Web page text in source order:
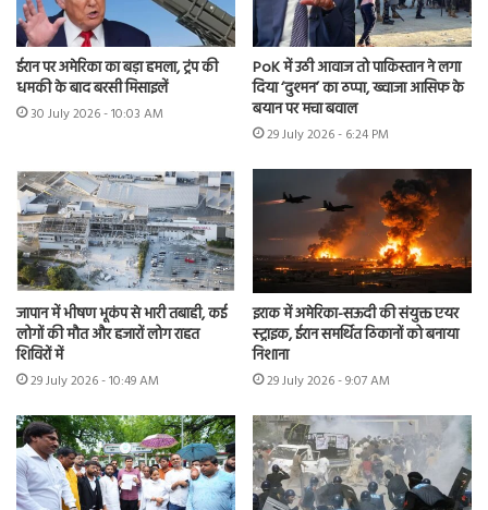
ईरान पर अमेरिका का बड़ा हमला, ट्रंप की
धमकी के बाद बरसी मिसाइलें
30 July 2026 - 10:03 AM
PoK में उठी आवाज तो पाकिस्तान ने लगा
दिया ‘दुश्मन’ का ठप्पा, ख्वाजा आसिफ के
बयान पर मचा बवाल
29 July 2026 - 6:24 PM
जापान में भीषण भूकंप से भारी तबाही, कई
लोगों की मौत और हजारों लोग राहत
शिविरों में
29 July 2026 - 10:49 AM
इराक में अमेरिका-सऊदी की संयुक्त एयर
स्ट्राइक, ईरान समर्थित ठिकानों को बनाया
निशाना
29 July 2026 - 9:07 AM